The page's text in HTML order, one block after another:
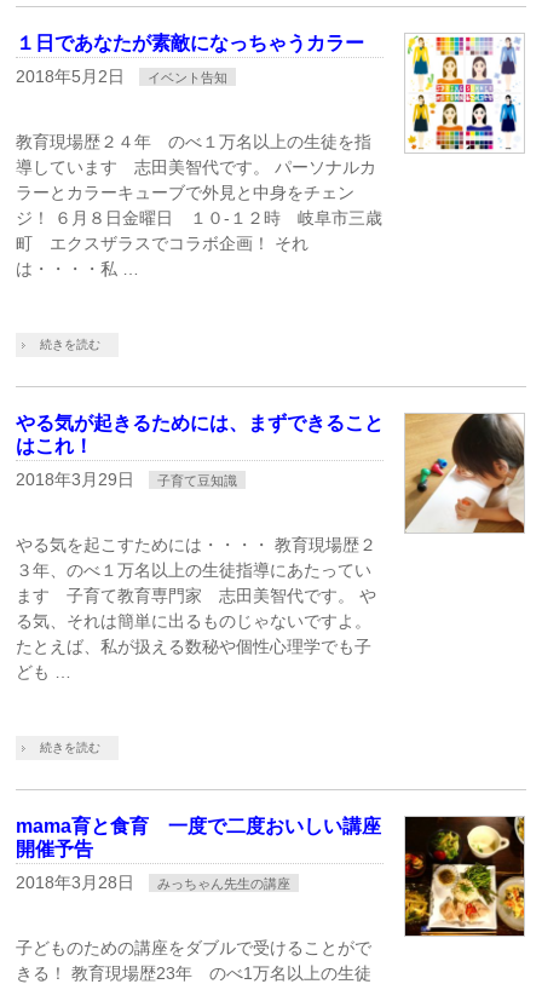
１日であなたが素敵になっちゃうカラー
2018年5月2日 イベント告知
教育現場歴２４年 のべ１万名以上の生徒を指
導しています 志田美智代です。 パーソナルカ
ラーとカラーキューブで外見と中身をチェン
ジ！ ６月８日金曜日 １０-１２時 岐阜市三歳
町 エクスザラスでコラボ企画！ それ
は・・・・私 …
続きを読む
やる気が起きるためには、まずできること
はこれ！
2018年3月29日 子育て豆知識
やる気を起こすためには・・・・ 教育現場歴２
３年、のべ１万名以上の生徒指導にあたってい
ます 子育て教育専門家 志田美智代です。 や
る気、それは簡単に出るものじゃないですよ。
たとえば、私が扱える数秘や個性心理学でも子
ども …
続きを読む
mama育と食育 一度で二度おいしい講座
開催予告
2018年3月28日 みっちゃん先生の講座
子どものための講座をダブルで受けることがで
きる！ 教育現場歴23年 のべ1万名以上の生徒